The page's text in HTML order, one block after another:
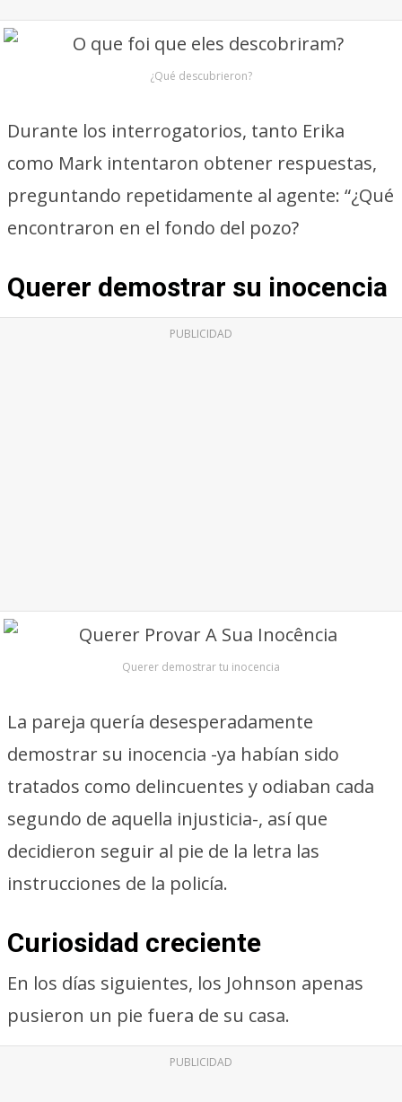
¿Qué descubrieron?
Durante los interrogatorios, tanto Erika
como Mark intentaron obtener respuestas,
preguntando repetidamente al agente: “¿Qué
encontraron en el fondo del pozo?
Querer demostrar su inocencia
PUBLICIDAD
Querer demostrar tu inocencia
La pareja quería desesperadamente
demostrar su inocencia -ya habían sido
tratados como delincuentes y odiaban cada
segundo de aquella injusticia-, así que
decidieron seguir al pie de la letra las
instrucciones de la policía.
Curiosidad creciente
En los días siguientes, los Johnson apenas
pusieron un pie fuera de su casa.
PUBLICIDAD